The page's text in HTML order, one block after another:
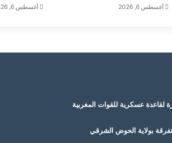
أغسطس 6, 2026 أغسطس 6, 2026
لقاعدة عسكرية للقوات المغربية
بولاية الحوض الشرقي